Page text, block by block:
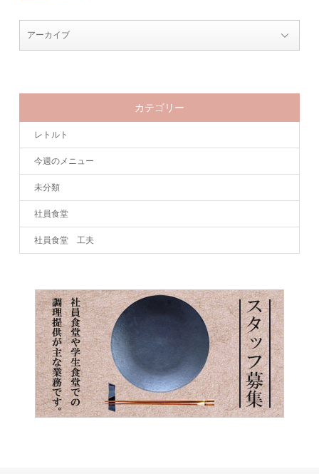
カテゴリー
レトルト
今週のメニュー
未分類
社員食堂
社員食堂 工夫